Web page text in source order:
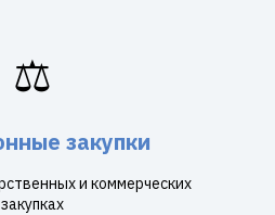
⚖️
закупки
и коммерческих
закупках